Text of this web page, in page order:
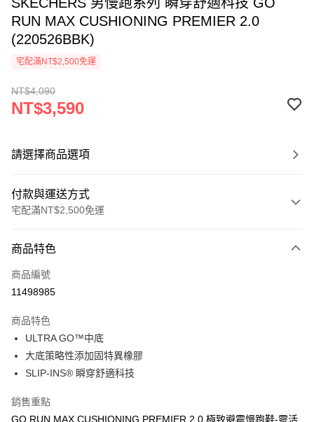
RUN MAX CUSHIONING PREMIER 2.0
(220526BBK)
宅配滿NT$2,500免運
NT$4,090
NT$3,590
請選擇商品選項
付款與運送方式
宅配滿NT$2,500免運
信用卡一次付款
LINE Pay
相關說明
【大哥付你分期使用說明】
1.本服務由台灣大哥大提供，台灣大哥大用戶可立即使用無須另外申請。
2.付款方式選擇「大哥付你分期」，訂單成立後會自動跳轉到大哥付的交易
流程，驗證手機門號後，選擇欲分期的期數、繳款截止日，確認付款後即完
3.實際核准額度、可分期數及費用金額請依後續交易確認頁面所載為準。
4.訂單成立30分鐘內，如未前往確認交易或遇審核未通過，訂單將自動取
ATM付款
宅配
商品特色
商品編號
11498985
商品特色
ULTRA GO™中底
大底策略性添加固特異橡膠
SLIP-INS® 瞬穿舒適科技
銷售重點
GO RUN MAX CUSHIONING PREMIER 2.0 極致避震慢跑鞋-靈活